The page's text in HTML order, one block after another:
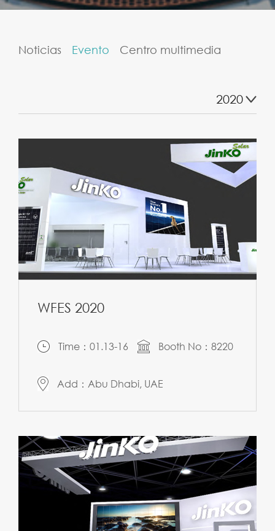
Noticias Evento Centro multimedia
2020
WFES 2020
Time：01.13-16 Booth No：8220
Add：Abu Dhabi, UAE